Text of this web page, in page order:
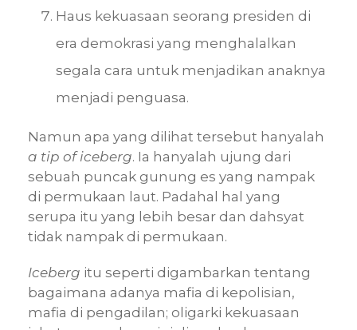
Haus kekuasaan seorang presiden di
era demokrasi yang menghalalkan
segala cara untuk menjadikan anaknya
menjadi penguasa.
Namun apa yang dilihat tersebut hanyalah
a tip of iceberg. Ia hanyalah ujung dari
sebuah puncak gunung es yang nampak
di permukaan laut. Padahal hal yang
serupa itu yang lebih besar dan dahsyat
tidak nampak di permukaan.
Iceberg itu seperti digambarkan tentang
bagaimana adanya mafia di kepolisian,
mafia di pengadilan; oligarki kekuasaan